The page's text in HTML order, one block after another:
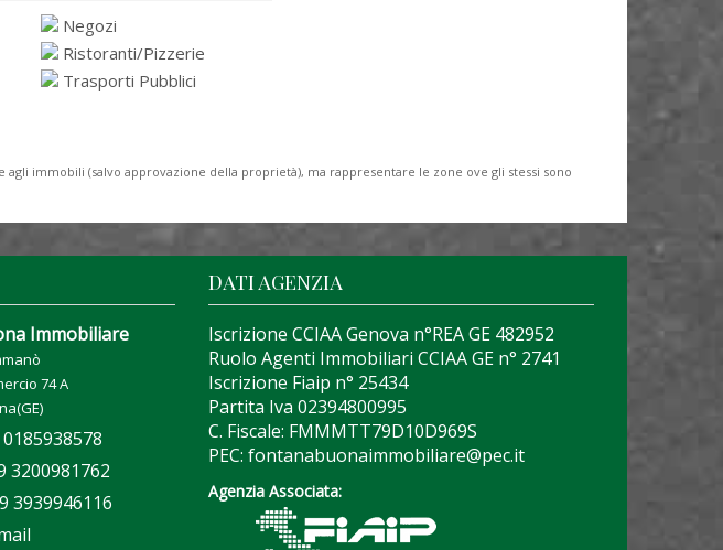
Negozi
Ristoranti/Pizzerie
Trasporti Pubblici
immobili (salvo approvazione della proprietà), ma rappresentare le zone ove gli stessi sono
Immobiliare
74 A
3939946116
DATI AGENZIA
Iscrizione CCIAA Genova n°REA GE 482952
Ruolo Agenti Immobiliari CCIAA GE n° 2741
Iscrizione Fiaip n° 25434
Partita Iva 02394800995
C. Fiscale: FMMMTT79D10D969S
PEC: fontanabuonaimmobiliare@pec.it
Agenzia Associata: